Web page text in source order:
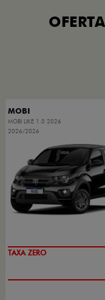
MOBI
MOBI LIKE 1.0 2026
2026/2026
TAXA ZERO